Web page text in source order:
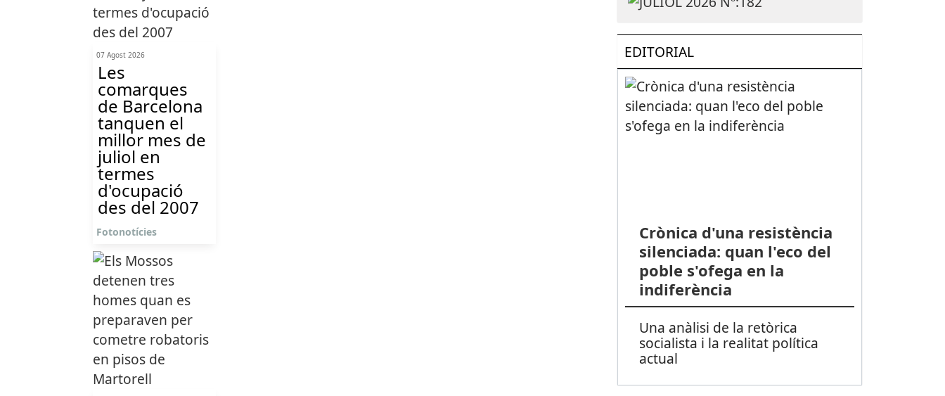
07 Agost 2026
Les
comarques
de Barcelona
tanquen el
millor mes de
juliol en
termes
d'ocupació
des del 2007
Fotonotícies
EDITORIAL
Crònica d'una resistència
silenciada: quan l'eco del
poble s'ofega en la
indiferència
Una anàlisi de la retòrica
socialista i la realitat política
actual